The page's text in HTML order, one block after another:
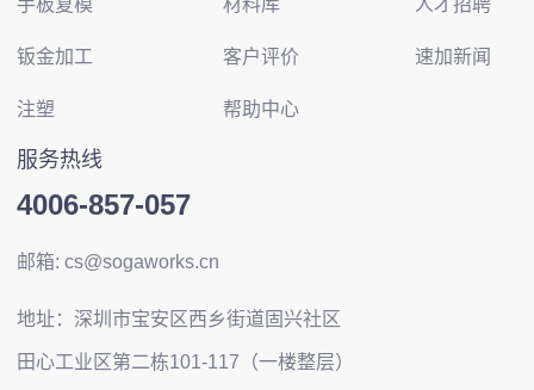
手板复模
钣金加工
注塑
材料库
客户评价
帮助中心
人才招聘
速加新闻
服务热线
4006-857-057
邮箱: cs@sogaworks.cn
地址：深圳市宝安区西乡街道固兴社区
田心工业区第二栋101-117（一楼整层）